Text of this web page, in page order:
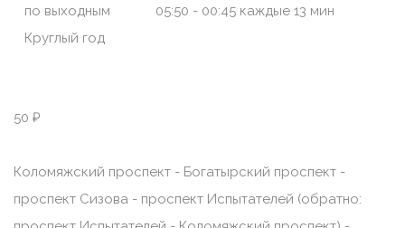
по выходным
Круглый год
05:50 - 00:45 каждые 13 мин
50 ₽
Коломяжский проспект - Богатырский проспект -
проспект Сизова - проспект Испытателей (обратно: